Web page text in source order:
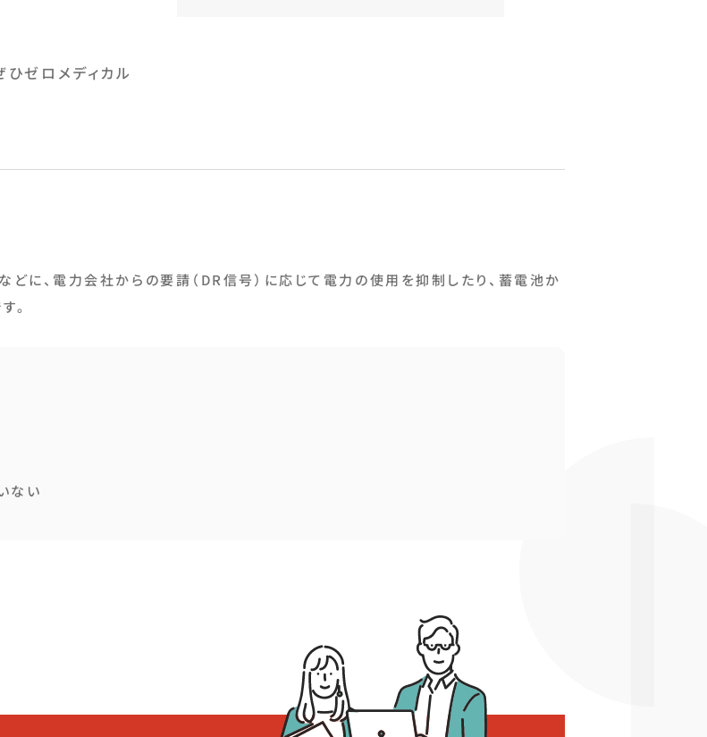
ひゼロメディカル
どに、電力会社からの要請（DR信号）に応じて電力の使用を抑制したり、蓄電池か
。
ない